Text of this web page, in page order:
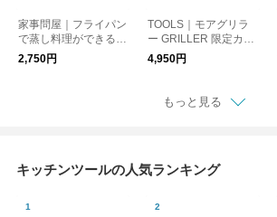
家事問屋｜フライパン
で蒸し料理ができる
蒸しかご
2,750円
TOOLS｜モアグリラ
ー GRILLER 限定カラ
ー ツールズ イブキク
ラフト 魚焼きグリル
4,950円
もっと見る
キッチンツールの人気ランキング